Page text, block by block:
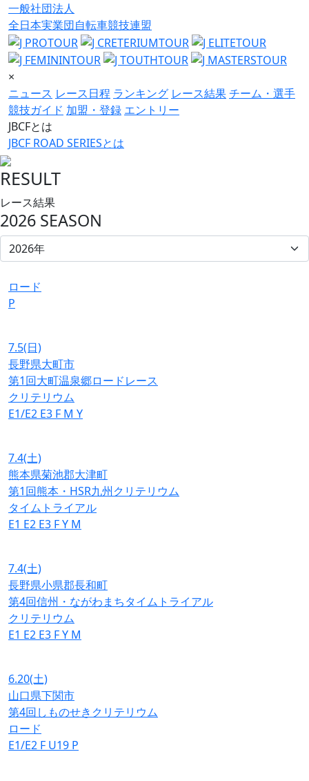
一般社団法人
全日本実業団自転車競技連盟
×
ニュース レース日程 ランキング レース結果チーム・選手
競技ガイド 加盟・登録 エントリー
JBCFとは
JBCF ROAD SERIESとは
RESULT
レース結果
2026 SEASON
ロード
P
7.5(日)
長野県大町市
第1回大町温泉郷ロードレース
クリテリウム
E1/E2 E3 F M Y
7.4(土)
熊本県菊池郡大津町
第1回熊本・HSR九州クリテリウム
タイムトライアル
E1 E2 E3 FY M
7.4(土)
長野県小県郡長和町
第4回信州・ながわまちタイムトライアル
クリテリウム
E1 E2 E3 FY M
6.20(土)
山口県下関市
第4回しものせきクリテリウム
ロード
E1/E2 F U19 P